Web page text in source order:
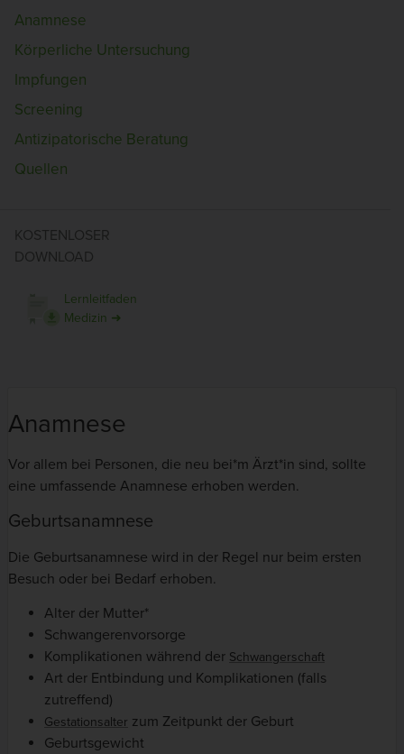
Anamnese
Körperliche Untersuchung
Impfungen
Screening
Antizipatorische Beratung
Quellen
KOSTENLOSER
DOWNLOAD
Lernleitfaden
Medizin ➜
Anamnese
Vor allem bei Personen, die neu bei*m Ärzt*in sind, sollte
eine umfassende Anamnese erhoben werden.
Geburtsanamnese
Die Geburtsanamnese wird in der Regel nur beim ersten
Besuch oder bei Bedarf erhoben.
Alter der Mutter*
Schwangerenvorsorge
Komplikationen während der Schwangerschaft
Art der Entbindung und Komplikationen (falls
zutreffend)
Gestationsalter zum Zeitpunkt der Geburt
Geburtsgewicht